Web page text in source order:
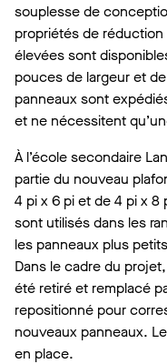
souplesse de
propriétés de
élevées sont
pouces de largeur et
panneaux sont
et ne nécessitent
À l’école secondaire
partie du nouveau
4 pi x 6 pi et de 4 pi x 8
sont utilisés dans les
les panneaux plus
Dans le cadre du
été retiré et remplacé
repositionné pour
nouveaux panneaux.
en place.